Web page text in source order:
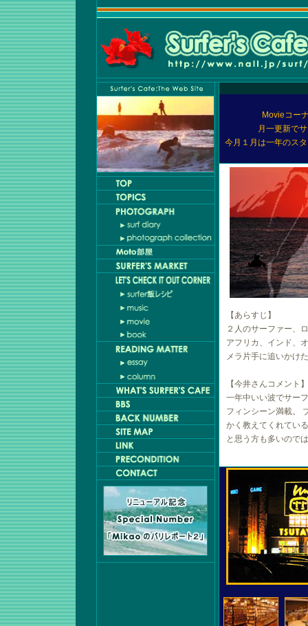
Movieコー
月一更新で
今月１月は一年のス
【あらすじ】
２人のサーファー、
アフリカ、インド、
メラ片手に追いかけ
【今井さんコメント】
一年中いい波でサー
フィンシーン満載。
かく教えてくれてい
と思う方も多いので